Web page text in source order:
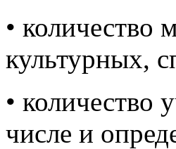
• количество
культурных,
• количество
числе и